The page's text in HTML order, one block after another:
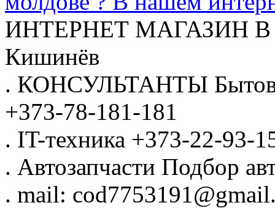
ИНТЕРНЕТ МАГАЗИН
Кишинёв
. КОНСУЛЬТАНТЫ
+373-78-181-181
. IT-техника +373-22-93-
. Автозапчасти Подбор
. mail: